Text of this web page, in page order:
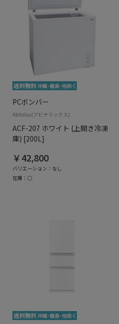
PCボンバー
Abitelax(アビテラックス)
ACF-207 ホワイト (上開き冷凍
庫) [200L]
￥42,800
バリエーション：なし
在庫：○